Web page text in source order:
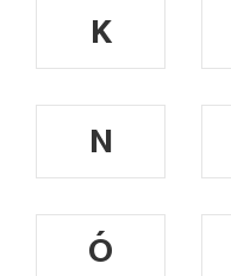
K
N
Ó